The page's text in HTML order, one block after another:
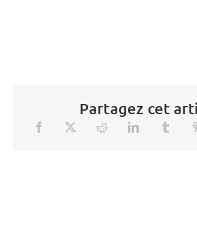
Partagez cet